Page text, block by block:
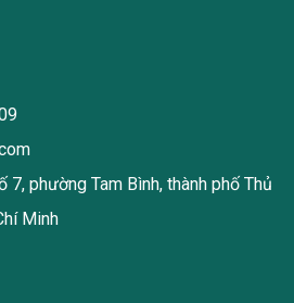
phường Tam Bình, thành phố Thủ
Minh